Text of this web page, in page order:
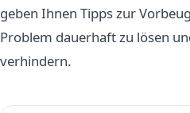
geben Ihnen Tipps zur
Problem dauerhaft zu lösen
verhindern.